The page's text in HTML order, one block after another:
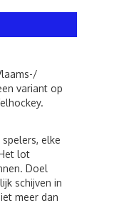
variant op
elke
lot
Doel
schijven in
meer dan